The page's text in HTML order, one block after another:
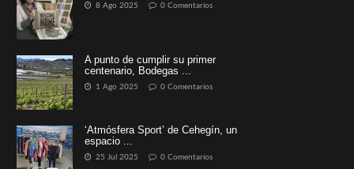
8 Ago 2025 0 Comentarios
A punto de cumplir su primer
centenario, Bodegas ...
1 Ago 2025 0 Comentarios
‘Atmósfera Sport’ de Cehegín, un
espacio ...
25 Jul 2025 0 Comentarios